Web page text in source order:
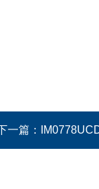
一篇：